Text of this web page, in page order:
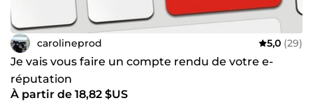
carolineprod 5,0 (29)
Je vais vous faire un compte rendu de votre e-
réputation
À partir de 18,82 $US